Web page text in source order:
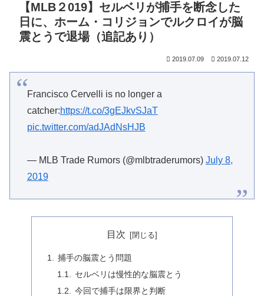
【MLB２019】セルベリが捕手を断念した
日に、ホーム・コリジョンでルクロイが脳
震とうで退場（追記あり）
2019.07.09 2019.07.12
Francisco Cervelli is no longer a
catcher:https://t.co/3gEJkvSJaT
pic.twitter.com/adJAdNsHJB
— MLB Trade Rumors (@mlbtraderumors) July 8,
2019
目次
捕手の脳震とう問題
セルベリは慢性的な脳震とう
今回で捕手は限界と判断